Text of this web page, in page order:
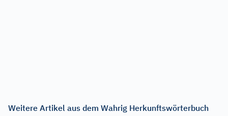
Weitere Artikel aus dem Wahrig Herkunftswörterbuch